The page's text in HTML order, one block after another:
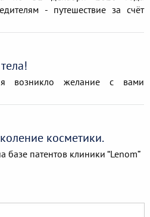
- путешествие за счёт
возникло желание с вами
косметики.
базе патентов клиники “Lenom”